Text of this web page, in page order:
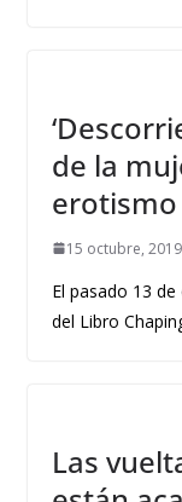
de la
erotismo
15 octubre, 2019
El pasado 13
del Libro
Las